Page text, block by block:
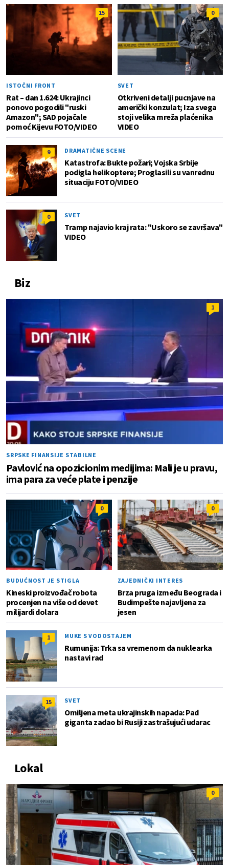
15
ISTOČNI FRONT
Rat – dan 1.624: Ukrajinci
ponovo pogodili "ruski
Amazon"; SAD pojačale
pomoć Kijevu FOTO/VIDEO
0
SVET
Otkriveni detalji pucnjave na
američki konzulat; Iza svega
stoji velika mreža plaćenika
VIDEO
9 DRAMATIČNE SCENE
Katastrofa: Bukte požari; Vojska Srbije
podigla helikoptere; Proglasili su vanrednu
situaciju FOTO/VIDEO
0 SVET
Tramp najavio kraj rata: "Uskoro se završava"
VIDEO
Biz
1
SRPSKE FINANSIJE STABILNE
Pavlović na opozicionim medijima: Mali je u pravu,
ima para za veće plate i penzije
0
BUDUĆNOST JE STIGLA
Kineski proizvođač robota
procenjen na više od devet
milijardi dolara
0
ZAJEDNIČKI INTERES
Brza pruga između Beograda i
Budimpešte najavljena za
jesen
1 MUKE S VODOSTAJEM
Rumunija: Trka sa vremenom da nuklearka
nastavi rad
15 SVET
Omiljena meta ukrajinskih napada: Pad
giganta zadao bi Rusiji zastrašujući udarac
Lokal
0